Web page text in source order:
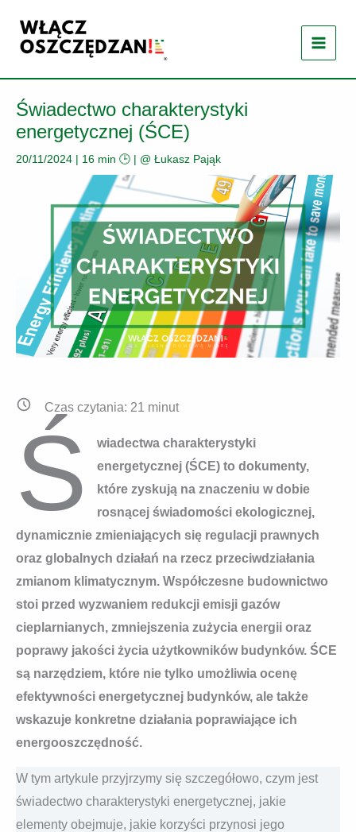
treści
Świadectwo charakterystyki
energetycznej (ŚCE)
20/11/2024 | 16 min 🕒 | @ Łukasz Pająk
Czas czytania: 21 minut
Ś
wiadectwa charakterystyki
energetycznej (ŚCE) to dokumenty,
które zyskują na znaczeniu w dobie
rosnącej świadomości ekologicznej,
dynamicznie zmieniających się regulacji prawnych
oraz globalnych działań na rzecz przeciwdziałania
zmianom klimatycznym. Współczesne budownictwo
stoi przed wyzwaniem redukcji emisji gazów
cieplarnianych, zmniejszenia zużycia energii oraz
poprawy jakości życia użytkowników budynków. ŚCE
są narzędziem, które nie tylko umożliwia ocenę
efektywności energetycznej budynków, ale także
wskazuje konkretne działania poprawiające ich
energooszczędność.
W tym artykule przyjrzymy się szczegółowo, czym jest
świadectwo charakterystyki energetycznej, jakie
elementy obejmuje, jakie korzyści przynosi jego